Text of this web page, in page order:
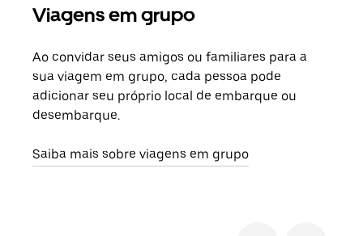
Viagens em grupo
Ao convidar seus amigos ou familiares para a
sua viagem em grupo, cada pessoa pode
adicionar seu próprio local de embarque ou
desembarque.
Saiba mais sobre viagens em grupo